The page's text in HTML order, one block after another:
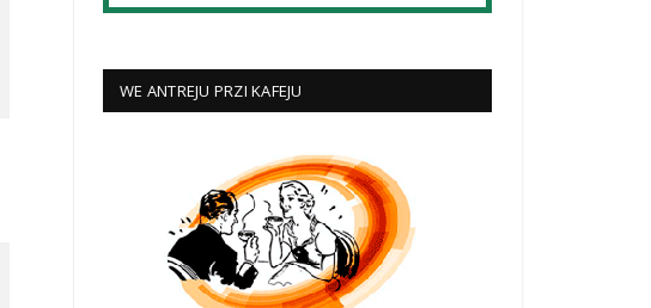
WE ANTREJU PRZI KAFEJU